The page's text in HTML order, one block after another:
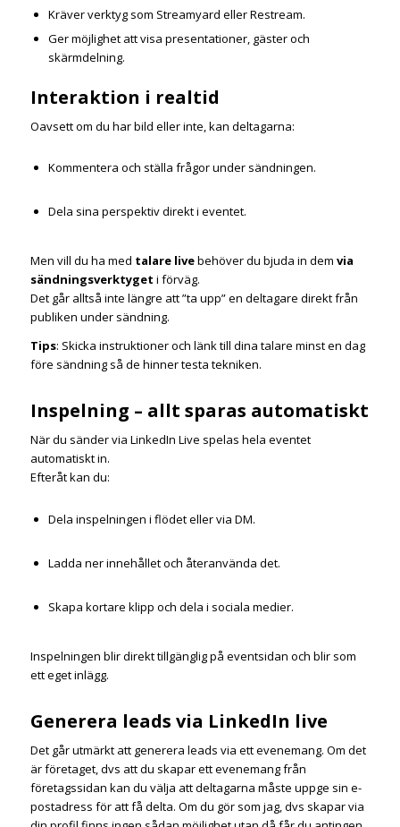
Kräver verktyg som Streamyard eller Restream.
Ger möjlighet att visa presentationer, gäster och
skärmdelning.
Interaktion i realtid
Oavsett om du har bild eller inte, kan deltagarna:
Kommentera och ställa frågor under sändningen.
Dela sina perspektiv direkt i eventet.
Men vill du ha med talare livebehöver du bjuda in dem via
sändningsverktyget i förväg.
Det går alltså inte längre att ”ta upp” en deltagare direkt från
publiken under sändning.
Tips: Skicka instruktioner och länk till dina talare minst en dag
före sändning så de hinner testa tekniken.
Inspelning – allt sparas automatiskt
När du sänder via LinkedIn Live spelas hela eventet
automatiskt in.
Efteråt kan du:
Dela inspelningen i flödet eller via DM.
Ladda ner innehållet och återanvända det.
Skapa kortare klipp och dela i sociala medier.
Inspelningen blir direkt tillgänglig på eventsidan och blir som
ett eget inlägg.
Generera leads via LinkedIn live
Det går utmärkt att generera leads via ett evenemang. Om det
är företaget, dvs att du skapar ett evenemang från
företagssidan kan du välja att deltagarna måste uppge sin e-
postadress för att få delta. Om du gör som jag, dvs skapar via